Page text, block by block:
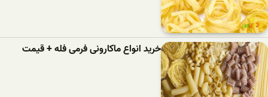
خرید انواع ماکارونی فرمی فله + قیمت